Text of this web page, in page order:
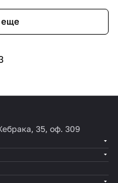
еще
35, оф. 309